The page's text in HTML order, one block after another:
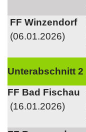
FF Winzendorf
(06.01.2026)
Unterabschnitt 2
FF Bad Fischau
(16.01.2026)